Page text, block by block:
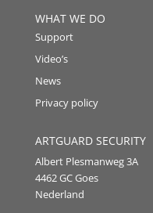
WHAT WE DO
Support
Video’s
News
Privacy policy
ARTGUARD SECURITY
Albert Plesmanweg 3A
4462 GC Goes
Nederland